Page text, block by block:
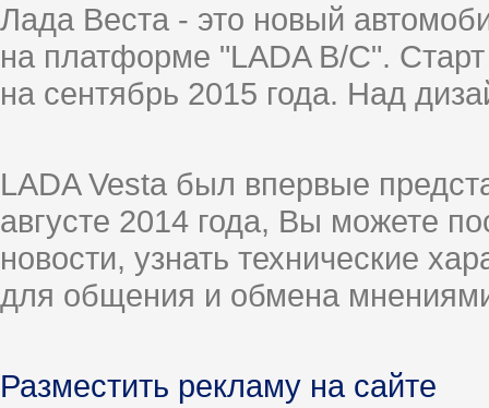
Лада Веста - это новый
на платформе "LADA B/C".
на сентябрь 2015 года. Над
LADA Vesta был впервые
августе 2014 года, Вы можете
новости, узнать технические
для общения и обмена
Разместить рекламу на сайте